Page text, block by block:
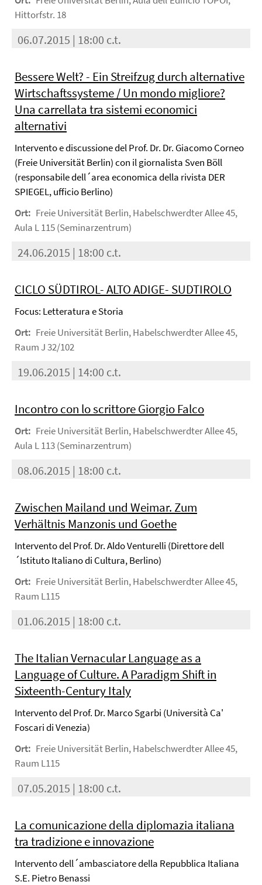
Hittorfstr. 18
06.07.2015 | 18:00 c.t.
Bessere Welt? - Ein Streifzug durch alternative
Wirtschaftssysteme / Un mondo migliore?
Una carrellata tra sistemi economici
alternativi
Intervento e discussione del Prof. Dr. Dr. Giacomo Corneo
(Freie Universität Berlin) con il giornalista Sven Böll
(responsabile dell´area economica della rivista DER
SPIEGEL, ufficio Berlino)
Ort: Freie Universität Berlin, Habelschwerdter Allee 45,
Aula L 115 (Seminarzentrum)
24.06.2015 | 18:00 c.t.
CICLO SÜDTIROL- ALTO ADIGE- SUDTIROLO
Focus: Letteratura e Storia
Ort: Freie Universität Berlin, Habelschwerdter Allee 45,
Raum J 32/102
19.06.2015 | 14:00 c.t.
Incontro con lo scrittore Giorgio Falco
Ort: Freie Universität Berlin, Habelschwerdter Allee 45,
Aula L 113 (Seminarzentrum)
08.06.2015 | 18:00 c.t.
Zwischen Mailand und Weimar. Zum
Verhältnis Manzonis und Goethe
Intervento del Prof. Dr. Aldo Venturelli (Direttore dell
´Istituto Italiano di Cultura, Berlino)
Ort: Freie Universität Berlin, Habelschwerdter Allee 45,
Raum L115
01.06.2015 | 18:00 c.t.
The Italian Vernacular Language as a
Language of Culture. A Paradigm Shift in
Sixteenth-Century Italy
Intervento del Prof. Dr. Marco Sgarbi (Università Ca'
Foscari di Venezia)
Ort: Freie Universität Berlin, Habelschwerdter Allee 45,
Raum L115
07.05.2015 | 18:00 c.t.
La comunicazione della diplomazia italiana
tra tradizione e innovazione
Intervento dell´ambasciatore della Repubblica Italiana
S.E. Pietro Benassi